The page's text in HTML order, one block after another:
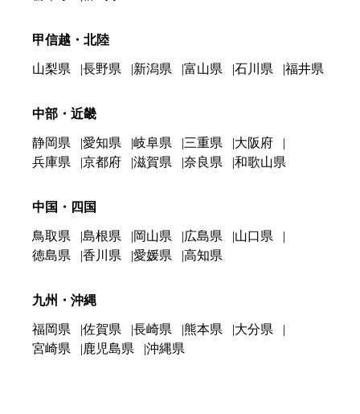
甲信越・北陸
山梨県 長野県 新潟県 富山県 石川県 福井県
中部・近畿
静岡県 愛知県 岐阜県 三重県
大阪府
兵庫県
京都府 滋賀県 奈良県 和歌山県
中国・四国
鳥取県 島根県 岡山県 広島県
山口県
徳島県
香川県 愛媛県 高知県
九州・沖縄
福岡県 佐賀県 長崎県 熊本県
大分県
宮崎県
鹿児島県 沖縄県